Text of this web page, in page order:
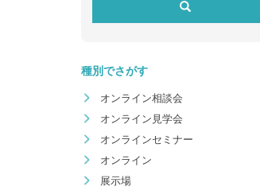
種別でさがす
オンライン相談会
オンライン見学会
オンラインセミナー
オンライン
展示場